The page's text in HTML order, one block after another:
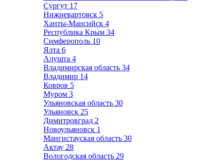
Сургут 17
Нижневартовск 5
Ханты-Мансийск 4
Республика Крым 34
Симферополь 10
Ялта 6
Алушта 4
Владимирская область 34
Владимир 14
Ковров 5
Муром 3
Ульяновская область 30
Ульяновск 25
Димитровград 2
Новоульяновск 1
Мангистауская область 30
Актау 28
Вологодская область 29